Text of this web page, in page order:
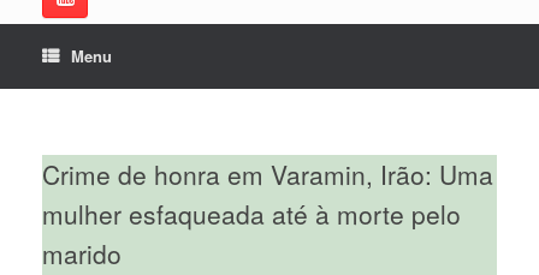
Menu
Crime de honra em Varamin, Irão: Uma
mulher esfaqueada até à morte pelo
marido